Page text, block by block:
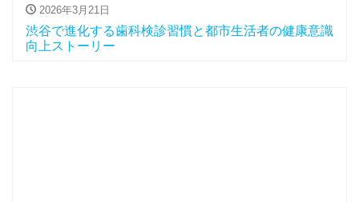
2026年3月21日
渋谷で進化する歯科検診習慣と都市生活者の健康意識
向上ストーリー